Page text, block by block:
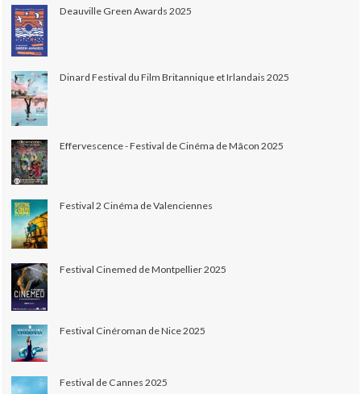
Deauville Green Awards 2025
Dinard Festival du Film Britannique et Irlandais 2025
Effervescence - Festival de Cinéma de Mâcon 2025
Festival 2 Cinéma de Valenciennes
Festival Cinemed de Montpellier 2025
Festival Cinéroman de Nice 2025
Festival de Cannes 2025